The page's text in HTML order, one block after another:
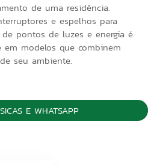
de uma residência.
e espelhos para
pontos de luzes e energia é
em modelos que combinem
seu ambiente.
E WHATSAPP